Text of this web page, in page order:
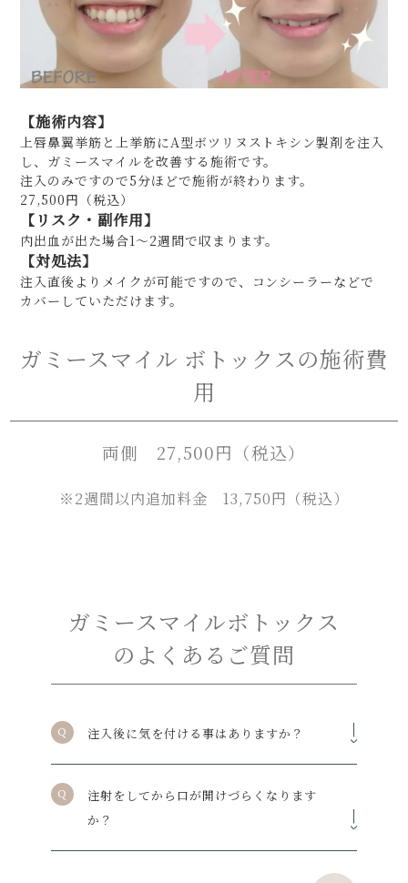
【施術内容】
上唇鼻翼挙筋と上挙筋にA型ボツリヌストキシン製剤を注入
し、ガミースマイルを改善する施術です。
注入のみですので5分ほどで施術が終わります。
27,500円（税込）
【リスク・副作用】
内出血が出た場合1～2週間で収まります。
【対処法】
注入直後よりメイクが可能ですので、コンシーラーなどで
カバーしていただけます。
ガミースマイル ボトックスの施術費
用
両側 27,500円（税込）
※2週間以内追加料金 13,750円（税込）
ガミースマイルボトックス
のよくあるご質問
注入後に気を付ける事はありますか？
注射をしてから口が開けづらくなります
か？